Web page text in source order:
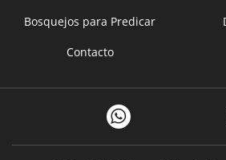
Bosquejos para Predicar
Contacto